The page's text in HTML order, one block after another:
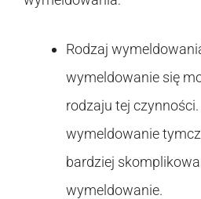
Rodzaj
wymeldowanie się
rodzaju tej czynności.
wymeldowanie
bardziej
wymeldowanie.